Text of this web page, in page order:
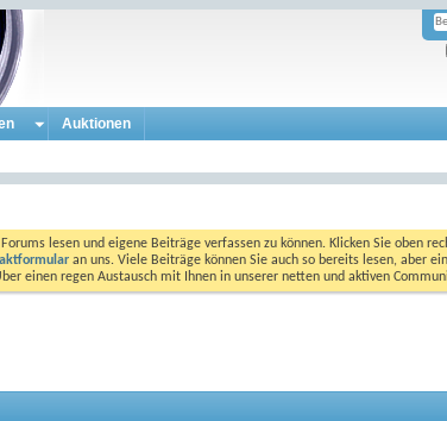
Auktionen
lesen und eigene Beiträge verfassen zu können. Klicken Sie oben
an uns. Viele Beiträge können Sie auch so bereits lesen, aber
einen regen Austausch mit Ihnen in unserer netten und aktiven